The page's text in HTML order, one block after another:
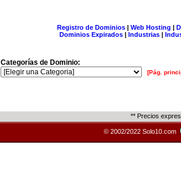
Registro de Dominios| Web Hosting |
Dominios Expirados | Industrias |
Categorías de Dominio:
[Pág.
** Precios
© 2002/2022 Solo10.com